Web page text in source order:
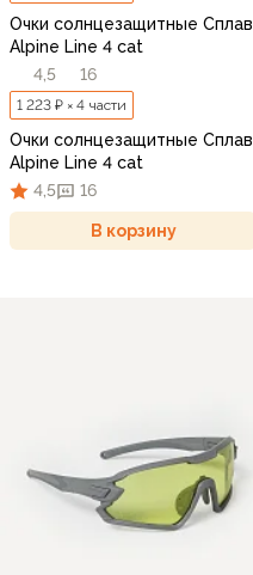
Очки солнцезащитные Сплав
Alpine Line 4 cat
4,5
16
1 223 ₽ × 4 части
Очки солнцезащитные Сплав
Alpine Line 4 cat
4,5
16
В корзину